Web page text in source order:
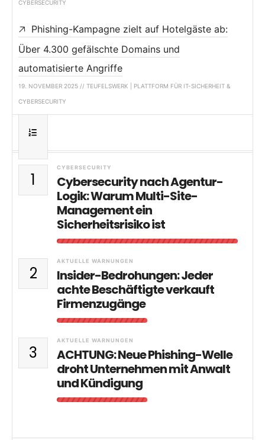
CYBERSECURITY
Phishing-Kampagne zielt auf Hotelgäste ab:
Über 4.300 gefälschte Domains und
automatisierte Angriffe
19. NOVEMBER 2025 // TEUFELSWERK | PLATTFORM FÜR IT-SICHERHEIT &
CYBERSECURITY
1
CYBERSECURITY
Cybersecurity nach Agentur-
Logik: Warum Multi-Site-
Management ein
Sicherheitsrisiko ist
2
AKTUELLE WARNUNGEN
Insider-Bedrohungen: Jeder
achte Beschäftigte verkauft
Firmenzugänge
3
AKTUELLE WARNUNGEN
ACHTUNG: Neue Phishing-Welle
droht Unternehmen mit Anwalt
und Kündigung